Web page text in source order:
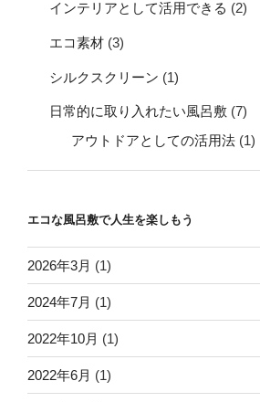
インテリアとして活用できる (2)
エコ素材 (3)
シルクスクリーン (1)
日常的に取り入れたい風呂敷 (7)
アウトドアとしての活用法 (1)
エコな風呂敷で人生を楽しもう
2026年3月 (1)
2024年7月 (1)
2022年10月 (1)
2022年6月 (1)